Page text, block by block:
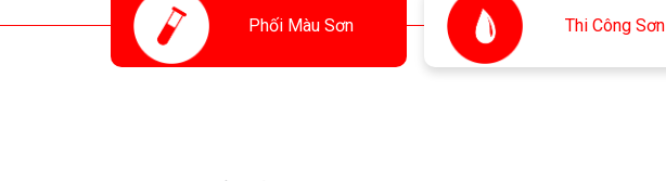
Phối Màu Sơn ThiCông Sơn